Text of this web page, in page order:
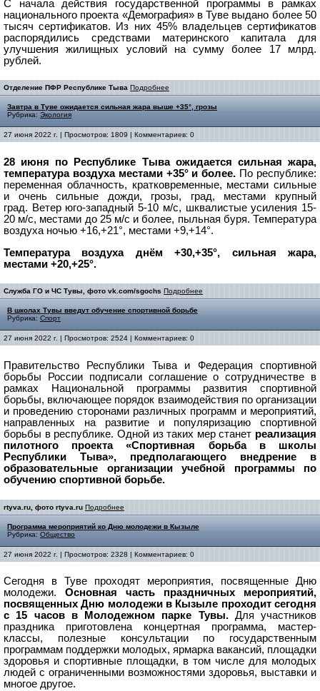
С начала действия государственной программы в рамках
национального проекта «Демография» в Туве выдано более 50
тысяч сертификатов. Из них 45% владельцев сертификатов
распорядились средствами материнского капитала для
улучшения жилищных условий на сумму более 17 млрд.
рублей.
Отделение ПФР Республике Тыва Подробнее
Завтра в Туве ожидается сильная жара выше +35°, грозы
Рубрика: Экология
27 июня 2022 г. | Просмотров: 1809 | Комментариев: 0
28 июня по Республике Тыва ожидается сильная жара,
температура воздуха местами +35° и более. По республике:
переменная облачность, кратковременные, местами сильные
и очень сильные дожди, грозы, град, местами крупный
град. Ветер юго-западный 5-10 м/с, шквалистые усиления 15-
20 м/с, местами до 25 м/с и более, пыльная буря. Температура
воздуха ночью +16,+21°, местами +9,+14°.
Температура воздуха днём +30,+35°, сильная жара,
местами +20,+25°.
Служба ГО и ЧС Тувы, фото vk.com/sgochs Подробнее
В школах Тувы введут обучение спортивной борьбе
Рубрика: Спорт
27 июня 2022 г. | Просмотров: 2524 | Комментариев: 0
Правительство Республики Тыва и Федерация спортивной
борьбы России подписали соглашение о сотрудничестве в
рамках Национальной программы развития спортивной
борьбы, включающее порядок взаимодействия по организации
и проведению сторонами различных программ и мероприятий,
направленных на развитие и популяризацию спортивной
борьбы в республике. Одной из таких мер станет реализация
пилотного проекта «Спортивная борьба в школы
Республики Тыва», предполагающего внедрение в
образовательные организации учебной программы по
обучению спортивной борьбе.
rtyva.ru, фото rtyva.ru Подробнее
Программа мероприятий ко Дню молодежи в Кызыле
Рубрика: Общество
27 июня 2022 г. | Просмотров: 2328 | Комментариев: 0
Сегодня в Туве проходят мероприятия, посвященные Дню
молодежи.
Основная часть праздничных мероприятий,
посвященных Дню молодежи в Кызыле проходит сегодня
с 15 часов в Молодежном парке Тувы. Для участников
праздника приготовлена концертная программа, мастер-
классы, полезные консультации по государственным
программам поддержки молодых, ярмарка вакансий, площадки
здоровья и спортивные площадки, в том числе для молодых
людей с ограниченными возможностями здоровья, выставки и
многое другое.